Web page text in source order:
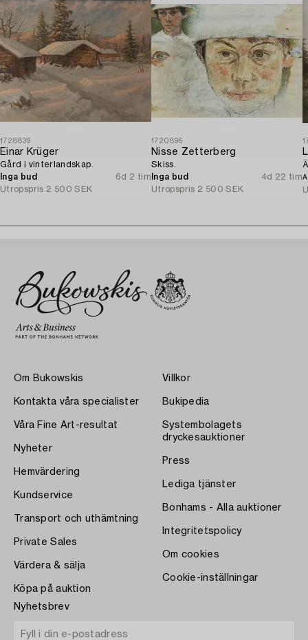
1728839
Einar Krüger
Gård i vinterlandskap.
Inga bud
6d 2 tim
Utropspris 2 500 SEK
1720896
Nisse Zetterberg
Skiss.
Inga bud
4d 22 tim
Utropspris 2 500 SEK
Om Bukowskis
Kontakta våra specialister
Våra Fine Art-resultat
Nyheter
Hemvärdering
Kundservice
Transport och uthämtning
Private Sales
Värdera & sälja
Köpa på auktion
Villkor
Bukipedia
Systembolagets
dryckesauktioner
Press
Lediga tjänster
Bonhams - Alla auktioner
Integritetspolicy
Om cookies
Cookie-inställningar
Nyhetsbrev